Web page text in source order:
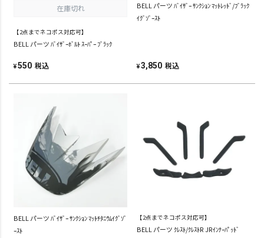
在庫切れ
【2点までネコポス対応可】
BELL パーツ ﾊﾞｲｻﾞｰﾎﾞﾙﾄ ｽｰﾊﾟｰ ﾌﾞﾗｯｸ
¥550 税込
BELL パーツ ﾊﾞｲｻﾞｰ ｻﾝｸｼｮﾝ ﾏｯﾄﾚｯﾄﾞ/ﾌﾞﾗｯｸ
ｲｸﾞｿﾞｰｽﾄ
¥3,850 税込
BELL パーツ ﾊﾞｲｻﾞｰ ｻﾝｸｼｮﾝ ﾏｯﾄﾁﾀﾆｳﾑｲｸﾞｿﾞ
ｰｽﾄ
【2点までネコポス対応可】
BELL パーツ ｸﾚｽﾄ/ｸﾚｽﾄR JRｲﾝﾅｰﾊﾟｯﾄﾞ